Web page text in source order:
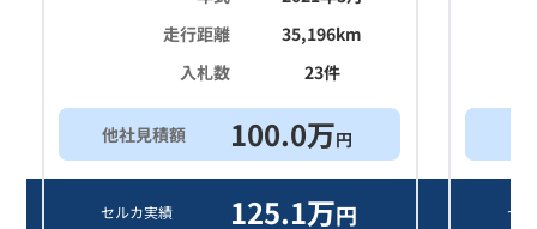
走行距離
35,196km
入札数
23件
他社見積額 100.0万円
セルカ実績 125.1万円 セ